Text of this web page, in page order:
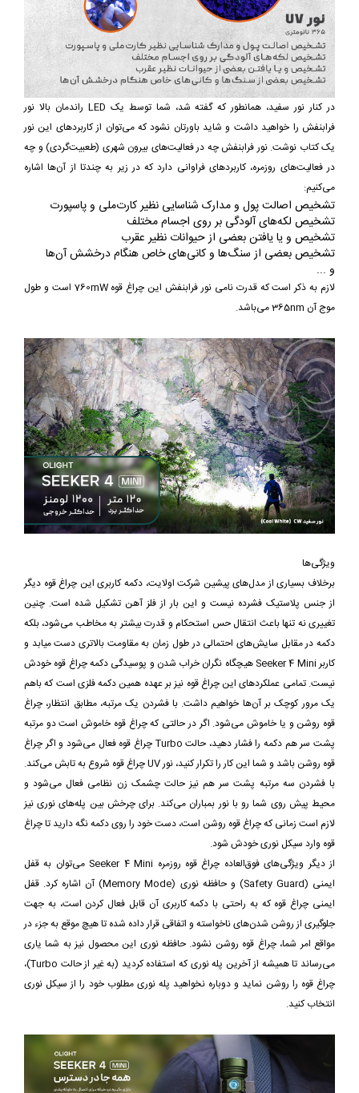
در کنار نور سفید، همانطور که گفته شد، شما توسط یک LED راندمان بالا نور
فرابنفش را خواهید داشت و شاید باورتان نشود که می‌توان از کاربردهای این نور
یک کتاب نوشت. نور فرابنفش چه در فعالیت‌های بیرون شهری (طعبیت‌گردی) و چه
در فعالیت‌های روزمره، کاربردهای فراوانی دارد که در زیر به چندتا از آن‌ها اشاره
می‌کنیم:
تشخیص اصالت پول و مدارک شناسایی نظیر کارت‌ملی و پاسپورت
تشخیص لکه‌های آلودگی بر روی اجسام مختلف
تشخیص و یا یافتن بعضی از حیوانات نظیر عقرب
تشخیص بعضی از سنگ‌ها و کانی‌های خاص هنگام درخشش آن‌ها
و ...
لازم به ذکر است که قدرت نامی نور فرابنفش این چراغ قوه 760mW است و طول
موج آن 365nm می‌باشد.
ویژگی‌ها
برخلاف بسیاری از مدل‌های پیشین شرکت اولایت، دکمه کاربری این چراغ قوه دیگر
از جنس پلاستیک فشرده نیست و این بار از فلز آهن تشکیل شده است. چنین
تغییری نه تنها باعث انتقال حس استحکام و قدرت بیشتر به مخاطب می‌شود، بلکه
دکمه در مقابل سایش‌های احتمالی در طول زمان به مقاومت بالاتری دست میابد و
کاربر Seeker 4 Mini هیچگاه نگران خراب شدن و پوسیدگی دکمه چراغ قوه خودش
نیست. تمامی عملکردهای این چراغ قوه نیز بر عهده همین دکمه فلزی است که باهم
یک مرور کوچک بر آن‌ها خواهیم داشت. با فشردن یک مرتبه، مطابق انتظار، چراغ
قوه روشن و یا خاموش می‌شود. اگر در حالتی که چراغ قوه خاموش است دو مرتبه
پشت سر هم دکمه را فشار دهید، حالت Turbo چراغ قوه فعال می‌شود و اگر چراغ
قوه روشن باشد و شما این کار را تکرار کنید، نور UV چراغ قوه شروع به تابش می‌کند.
با فشردن سه مرتبه پشت سر هم نیز حالت چشمک زن نظامی فعال می‌شود و
محیط پیش روی شما رو با نور بمباران می‌کند. برای چرخش بین پله‌های نوری نیز
لازم است زمانی که چراغ قوه روشن است، دست خود را روی دکمه نگه دارید تا چراغ
قوه وارد سیکل نوری خودش شود.
از دیگر ویژگی‌های فوق‌العاده چراغ قوه روزمره Seeker 4 Mini می‌توان به قفل
ایمنی (Safety Guard) و حافظه نوری (Memory Mode) آن اشاره کرد. قفل
ایمنی چراغ قوه که به راحتی با دکمه کاربری آن قابل فعال کردن است، به جهت
جلوگیری از روشن شدن‌های ناخواسته و اتفاقی قرار داده شده تا هیچ موقع به جزء در
مواقع امر شما، چراغ قوه روشن نشود. حافظه نوری این محصول نیز به شما یاری
می‌رساند تا همیشه از آخرین پله نوری که استفاده کردید (به غیر از حالت Turbo)،
چراغ قوه را روشن نماید و دوباره نخواهید پله نوری مطلوب خود را از سیکل نوری
انتخاب کنید.